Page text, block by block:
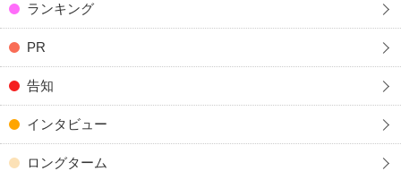
ランキング
PR
告知
インタビュー
ロングターム